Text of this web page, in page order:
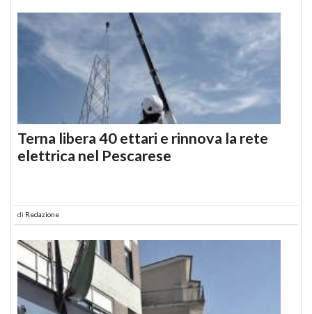
Terna libera 40 ettari e rinnova la rete
elettrica nel Pescarese
di Redazione